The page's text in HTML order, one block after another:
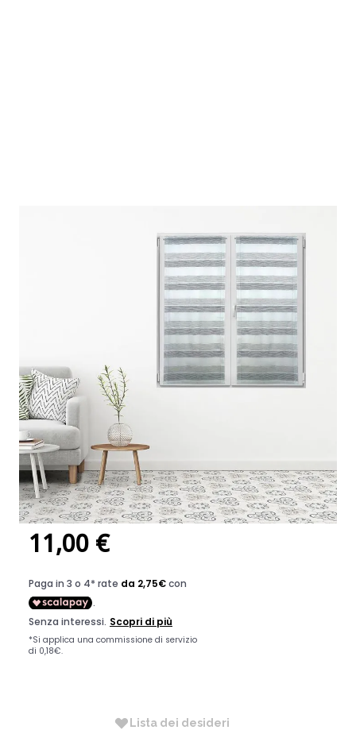
TENDINA DRITTA LEA IN
TESSUTO POLIESTERE 85X145CM
VARIANTE 91
CODICE: 8054683066947
In arrivo
Dimensione: 85 X H. 145
Diametro: cm Null
11,00 €
Lista dei desideri